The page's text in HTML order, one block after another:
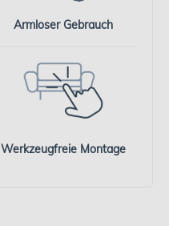
Armloser Gebrauch
Werkzeugfreie Montage